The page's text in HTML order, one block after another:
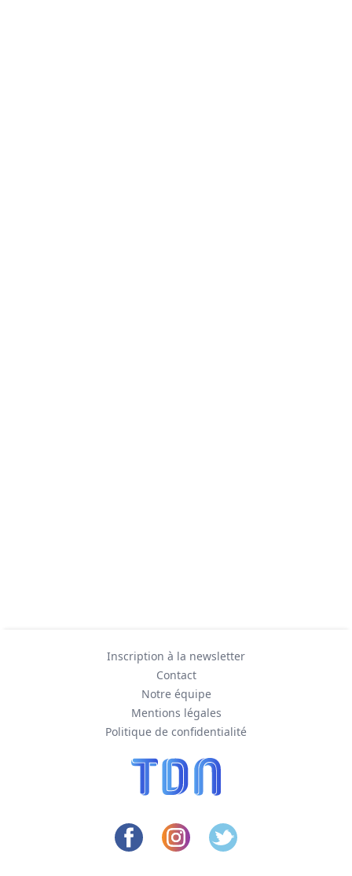
Inscription à la newsletter
Contact
Notre équipe
Mentions légales
Politique de confidentialité